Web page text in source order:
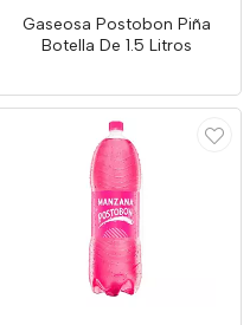
Gaseosa Postobon Piña
Botella De 1.5 Litros